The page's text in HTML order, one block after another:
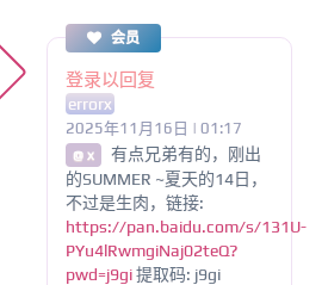
会员
登录以回复
errorx
2025年11月16日 | 01:17
@ x
有点兄弟有的，刚出
的SUMMER ~夏天的14日，
不过是生肉，链接:
https://pan.baidu.com/s/131U-
PYu4lRwmgiNaj02teQ?
pwd=j9gi提取码: j9gi